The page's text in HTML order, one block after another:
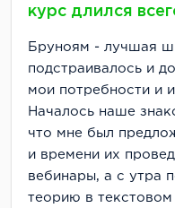
курс длился
Бруноям - лучшая
подстраивалось и
мои потребности и
Началось наше
что мне был
и времени их
вебинары, а с утра
теорию в